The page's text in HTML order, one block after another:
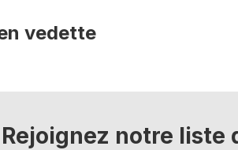
vedette
Rejoignez notre liste